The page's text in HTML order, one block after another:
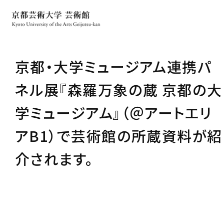
京都・大学ミュージアム連携パ
ネル展『森羅万象の蔵 京都の大
学ミュージアム』（＠アートエリ
アB1）で芸術館の所蔵資料が紹
介されます。